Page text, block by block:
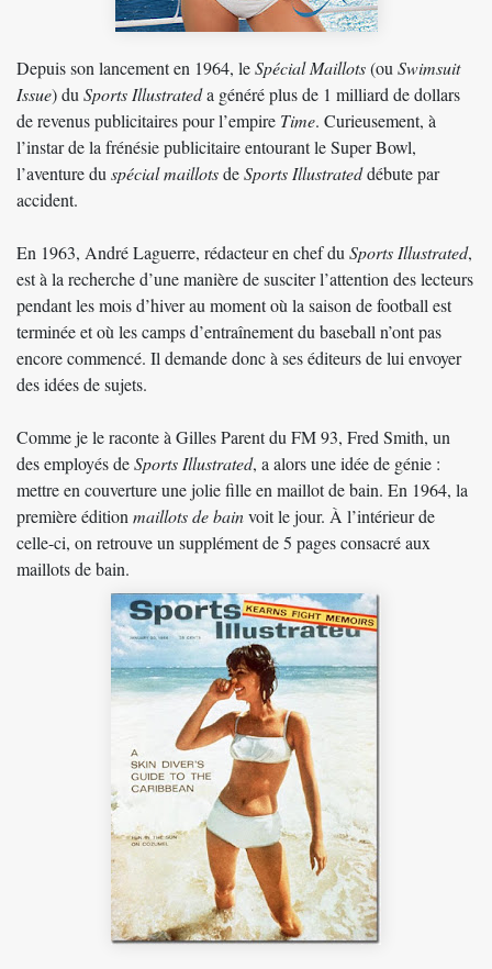
Depuis son lancement en 1964, leSpécial Maillots(ou Swimsuit
Issue) du Sports Illustrateda généré plus de 1 milliard de dollars
de revenus publicitaires pour l’empire Time. Curieusement, à
l’instar de la frénésie publicitaire entourant le Super Bowl,
l’aventure du spécial maillotsdeSports Illustrateddébute par
accident.
En 1963, André Laguerre, rédacteur en chef du Sports Illustrated,
est à la recherche d’une manière de susciter l’attention des lecteurs
pendant les mois d’hiver au moment où la saison de football est
terminée et où les camps d’entraînement du baseball n’ont pas
encore commencé. Il demande donc à ses éditeurs de lui envoyer
des idées de sujets.
Comme je le raconte à Gilles Parent du FM 93, Fred Smith, un
des employés deSports Illustrated, a alors une idée de génie :
mettre en couverture une jolie fille en maillot de bain. En 1964, la
première édition maillots de bainvoit le jour. À l’intérieur de
celle-ci, on retrouve un supplément de 5 pages consacré aux
maillots de bain.